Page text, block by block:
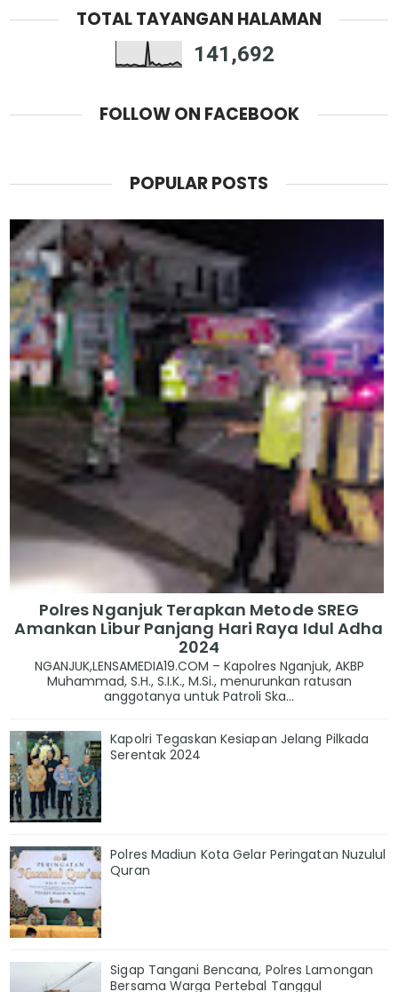
TOTAL TAYANGAN HALAMAN
141,692
FOLLOW ON FACEBOOK
POPULAR POSTS
Polres Nganjuk Terapkan Metode SREG
Amankan Libur Panjang Hari Raya Idul Adha
2024
NGANJUK,LENSAMEDIA19.COM – Kapolres Nganjuk, AKBP
Muhammad, S.H., S.I.K., M.Si., menurunkan ratusan
anggotanya untuk Patroli Ska...
Kapolri Tegaskan Kesiapan Jelang Pilkada
Serentak 2024
Polres Madiun Kota Gelar Peringatan Nuzulul
Quran
Sigap Tangani Bencana, Polres Lamongan
Bersama Warga Pertebal Tanggul